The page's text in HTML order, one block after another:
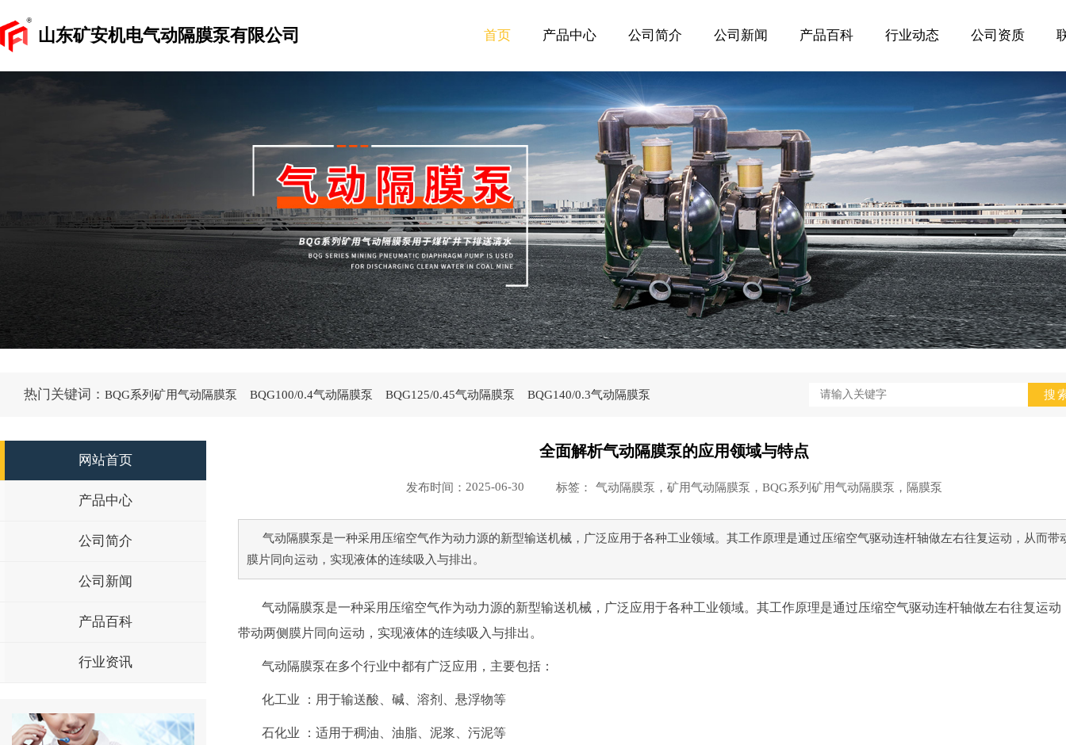
山东矿安机电气动隔膜泵有限公司 首页 产品中心 公司简介 公司新闻 产品百科 行业动态 公司资质
热门关键词： BQG系列矿用气动隔膜泵 BQG100/0.4气动隔膜泵 BQG125/0.45气动隔膜泵 BQG140/0.3气动隔膜泵
网站首页
产品中心
公司简介
公司新闻
产品百科
行业资讯
全面解析气动隔膜泵的应用领域与特点
发布时间： 2025-06-30 标签： 气动隔膜泵，矿用气动隔膜泵，BQG系列矿用气动隔膜泵，隔膜泵
气动隔膜泵是一种采用压缩空气作为动力源的新型输送机械，广泛应用于各种工业领域‌。其工作原理是通过压缩空气驱动连杆轴做左右往复运动，从而带
膜片同向运动，实现液体的连续吸入与排出‌。
气动隔膜泵是一种采用压缩空气作为动力源的新型输送机械，广泛应用于各种工业领域‌。其工作原理是通过压缩空气驱动连杆轴做左右往复运动
带动两侧膜片同向运动，实现液体的连续吸入与排出‌。
气动隔膜泵在多个行业中都有广泛应用，主要包括：
化工业 ‌：用于输送酸、碱、溶剂、悬浮物等‌
石化业 ‌：适用于稠油、油脂、泥浆、污泥等‌